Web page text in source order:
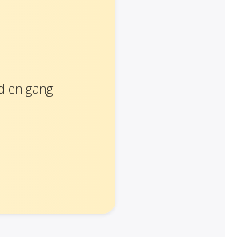
en gang.